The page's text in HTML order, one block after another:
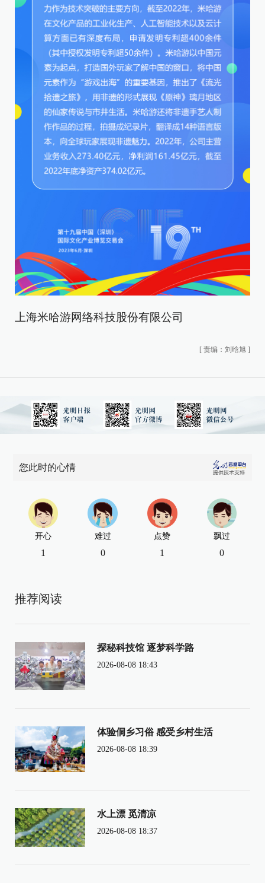
上海米哈游网络科技股份有限公司
[ 责编：刘晗旭 ]
您此时的心情
开心
1
难过
0
点赞
1
飘过
0
推荐阅读
探秘科技馆 逐梦科学路
2026-08-08 18:43
体验侗乡习俗 感受乡村生活
2026-08-08 18:39
水上漂 觅清凉
2026-08-08 18:37